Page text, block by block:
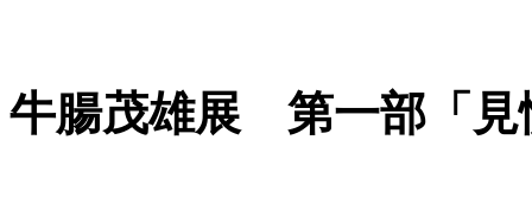
牛腸茂雄展 第一部「見